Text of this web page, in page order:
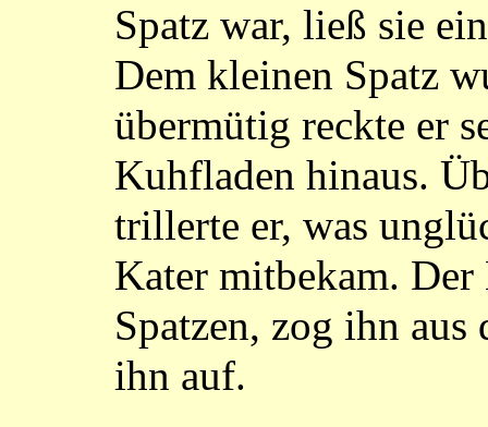
Spatz war, ließ sie
Dem kleinen Spatz
übermütig reckte er
Kuhfladen hinaus.
trillerte er, was
Kater mitbekam.
Spatzen, zog ihn
ihn auf.